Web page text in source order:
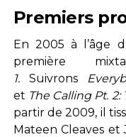
Premiers
En 2005 à l’âge
première
1. Suivrons
et The Calling Pt.
partir de 2009, il
Mateen Cleaves et